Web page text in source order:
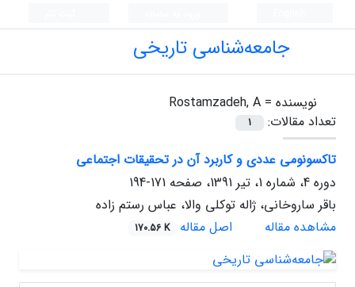
جامعه‌شناسی تاریخی
نویسنده = Rostamzadeh, A
تعداد مقالات:
1
تاکسونومی عددی و کاربرد آن در تحقیقات اجتماعی
دوره 4، شماره 1، تیر 1391، صفحه
171-194
باقر ساروخانی، ژاله توکلی والا، عباس رستم زاده
مشاهده مقاله
اصل مقاله 170.56 K